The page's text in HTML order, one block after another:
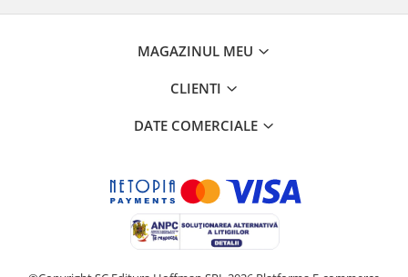
MAGAZINUL MEU
CLIENTI
DATE COMERCIALE